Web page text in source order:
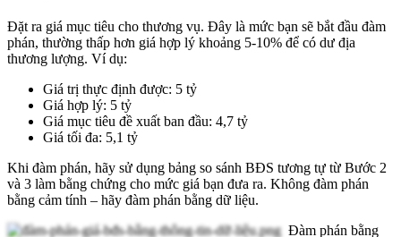
Đặt ra giá mục tiêu cho thương vụ. Đây là mức bạn sẽ bắt đầu đàm
phán, thường thấp hơn giá hợp lý khoảng 5-10% để có dư địa
thương lượng. Ví dụ:
Giá trị thực định được: 5 tỷ
Giá hợp lý: 5 tỷ
Giá mục tiêu đề xuất ban đầu: 4,7 tỷ
Giá tối đa: 5,1 tỷ
Khi đàm phán, hãy sử dụng bảng so sánh BĐS tương tự từ Bước 2
và 3 làm bằng chứng cho mức giá bạn đưa ra. Không đàm phán
bằng cảm tính – hãy đàm phán bằng dữ liệu.
Đàm phán bằng